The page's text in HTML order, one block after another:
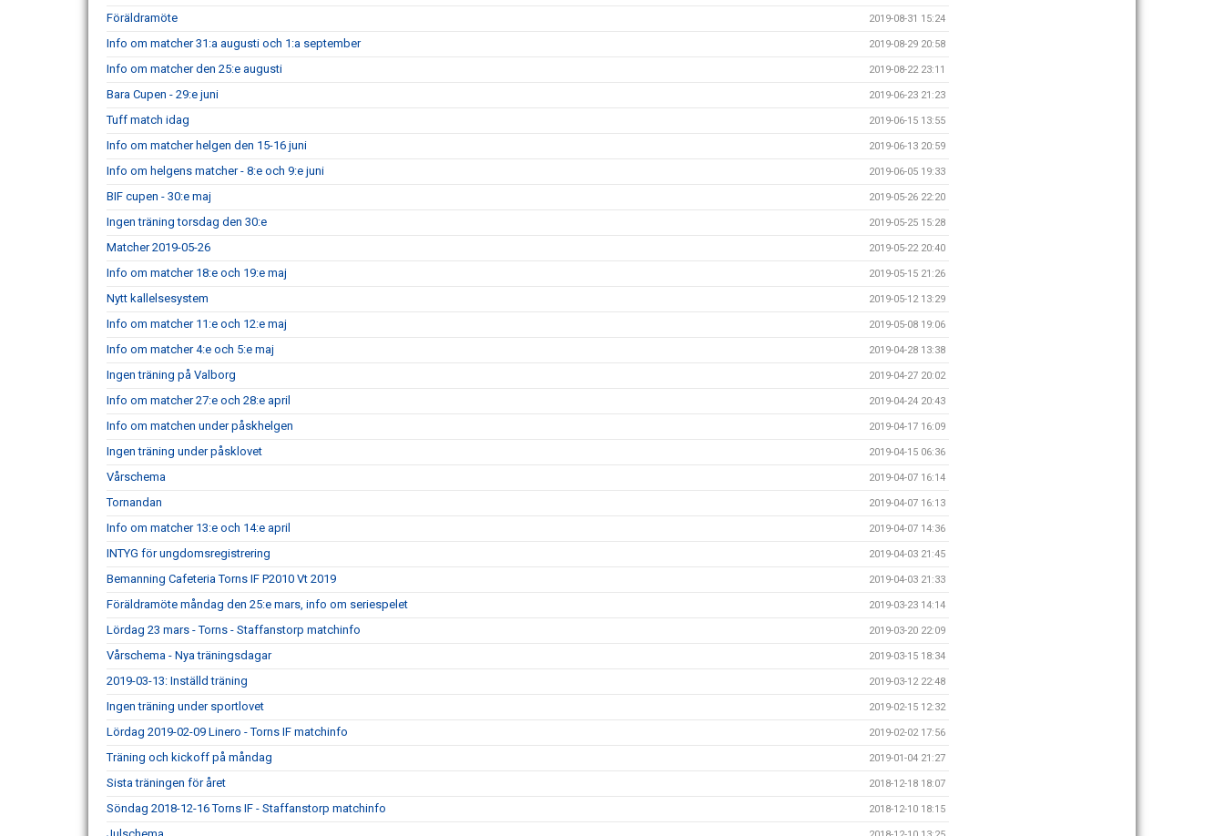
Föräldramöte 2019-08-31 15:24
Info om matcher 31:a augusti och 1:a september 2019-08-29 20:58
Info om matcher den 25:e augusti 2019-08-22 23:11
Bara Cupen - 29:e juni 2019-06-23 21:23
Tuff match idag 2019-06-15 13:55
Info om matcher helgen den 15-16 juni 2019-06-13 20:59
Info om helgens matcher - 8:e och 9:e juni 2019-06-05 19:33
BIF cupen - 30:e maj 2019-05-26 22:20
Ingen träning torsdag den 30:e 2019-05-25 15:28
Matcher 2019-05-26 2019-05-22 20:40
Info om matcher 18:e och 19:e maj 2019-05-15 21:26
Nytt kallelsesystem 2019-05-12 13:29
Info om matcher 11:e och 12:e maj 2019-05-08 19:06
Info om matcher 4:e och 5:e maj 2019-04-28 13:38
Ingen träning på Valborg 2019-04-27 20:02
Info om matcher 27:e och 28:e april 2019-04-24 20:43
Info om matchen under påskhelgen 2019-04-17 16:09
Ingen träning under påsklovet 2019-04-15 06:36
Vårschema 2019-04-07 16:14
Tornandan 2019-04-07 16:13
Info om matcher 13:e och 14:e april 2019-04-07 14:36
INTYG för ungdomsregistrering 2019-04-03 21:45
Bemanning Cafeteria Torns IF P2010 Vt 2019 2019-04-03 21:33
Föräldramöte måndag den 25:e mars, info om seriespelet 2019-03-23 14:14
Lördag 23 mars - Torns - Staffanstorp matchinfo 2019-03-20 22:09
Vårschema - Nya träningsdagar 2019-03-15 18:34
2019-03-13: Inställd träning 2019-03-12 22:48
Ingen träning under sportlovet 2019-02-15 12:32
Lördag 2019-02-09 Linero - Torns IF matchinfo 2019-02-02 17:56
Träning och kickoff på måndag 2019-01-04 21:27
Sista träningen för året 2018-12-18 18:07
Söndag 2018-12-16 Torns IF - Staffanstorp matchinfo 2018-12-10 18:15